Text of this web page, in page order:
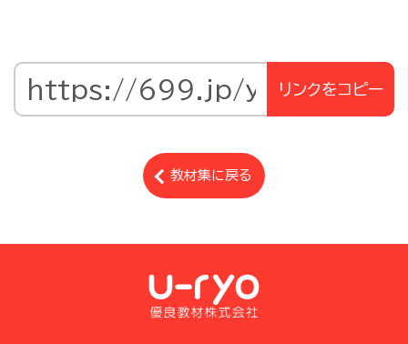
リンクをコピー
教材集に戻る